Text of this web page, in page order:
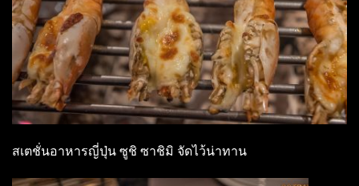
สเตชั่นอาหารญี่ปุ่น ซูชิ ซาชิมิ จัดไว้น่าทาน